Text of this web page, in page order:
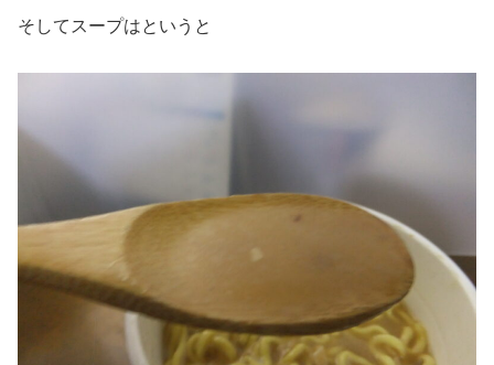
そしてスープはというと